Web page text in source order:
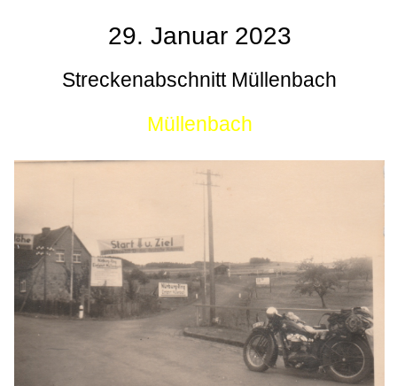
29. Januar 2023
Streckenabschnitt Müllenbach
Müllenbach